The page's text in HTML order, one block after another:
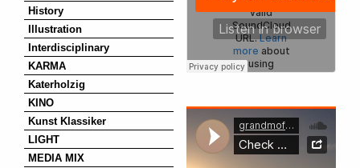
History
Illustration
Interdisciplinary
KARMA
Katerholzig
KINO
Kunst Klassiker
LIGHT
MEDIA MIX